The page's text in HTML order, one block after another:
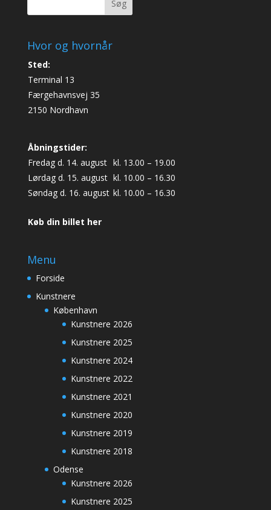
Søg
Hvor og hvornår
Sted:
Terminal 13
Færgehavnsvej 35
2150 Nordhavn
Åbningstider:
Fredag d. 14. august kl. 13.00 – 19.00
Lørdag d. 15. august kl. 10.00 – 16.30
Søndag d. 16. august kl. 10.00 – 16.30
Køb din billet her
Menu
Forside
Kunstnere
København
Kunstnere 2026
Kunstnere 2025
Kunstnere 2024
Kunstnere 2022
Kunstnere 2021
Kunstnere 2020
Kunstnere 2019
Kunstnere 2018
Odense
Kunstnere 2026
Kunstnere 2025